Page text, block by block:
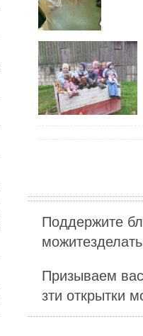
Поддержите
Призываем
зти открытки